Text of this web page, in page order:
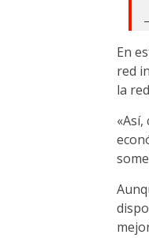
En
red
la